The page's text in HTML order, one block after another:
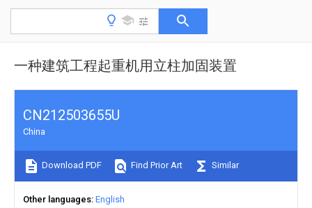
一种建筑工程起重机用立柱加固装置
CN212503655U
China
Download PDF Find Prior Art Similar
Other languages English